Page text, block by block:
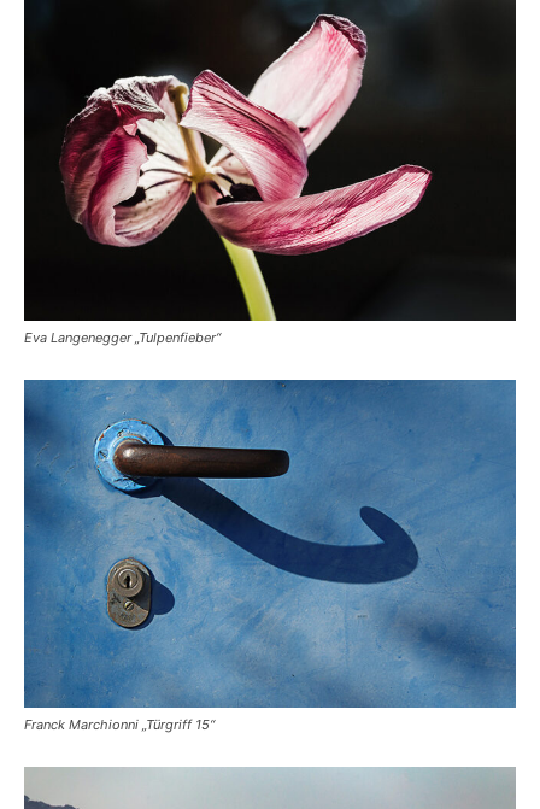
Eva Langenegger „Tulpenfieber“
Franck Marchionni „Türgriff 15“